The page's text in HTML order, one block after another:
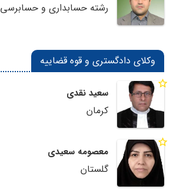
رشته حسابداری و حسابرسی
وکلای دادگستری و قوه قضاییه
سعید نقدی
کرمان
معصومه سعیدی
گلستان